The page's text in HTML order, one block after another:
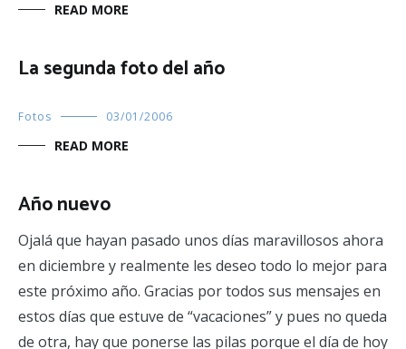
READ MORE
La segunda foto del año
Fotos 03/01/2006
READ MORE
Año nuevo
Ojalá que hayan pasado unos días maravillosos ahora
en diciembre y realmente les deseo todo lo mejor para
este próximo año. Gracias por todos sus mensajes en
estos días que estuve de “vacaciones” y pues no queda
de otra, hay que ponerse las pilas porque el día de hoy